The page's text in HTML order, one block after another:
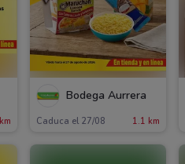
Bodega Aurrera
Caduca el 27/08 1.1 km